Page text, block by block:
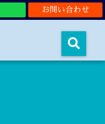
お問い合わせ